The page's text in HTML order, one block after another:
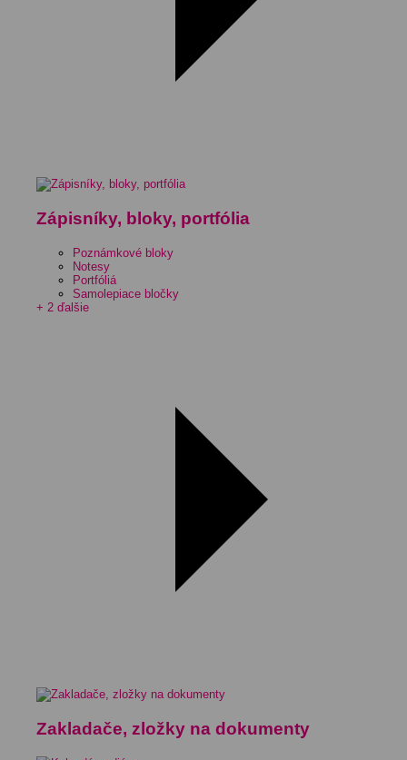
Zápisníky, bloky, portfólia
Poznámkové bloky
Notesy
Portfóliá
Samolepiace bločky
+ 2 ďalšie
Zakladače, zložky na dokumenty